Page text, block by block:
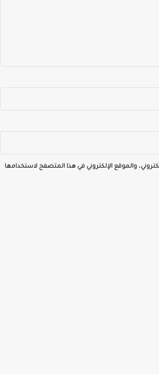
والموقع الإلكتروني في هذا المتصفح لاستخدامها